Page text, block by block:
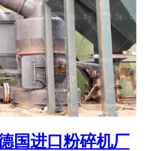
国进口粉碎机厂